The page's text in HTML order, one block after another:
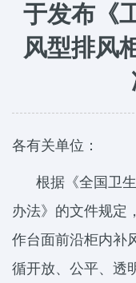
于发布《
风型排风
各有关单位：
根据《全国卫
办法》的文件规定
作台面前沿柜内补
循开放、公平、透